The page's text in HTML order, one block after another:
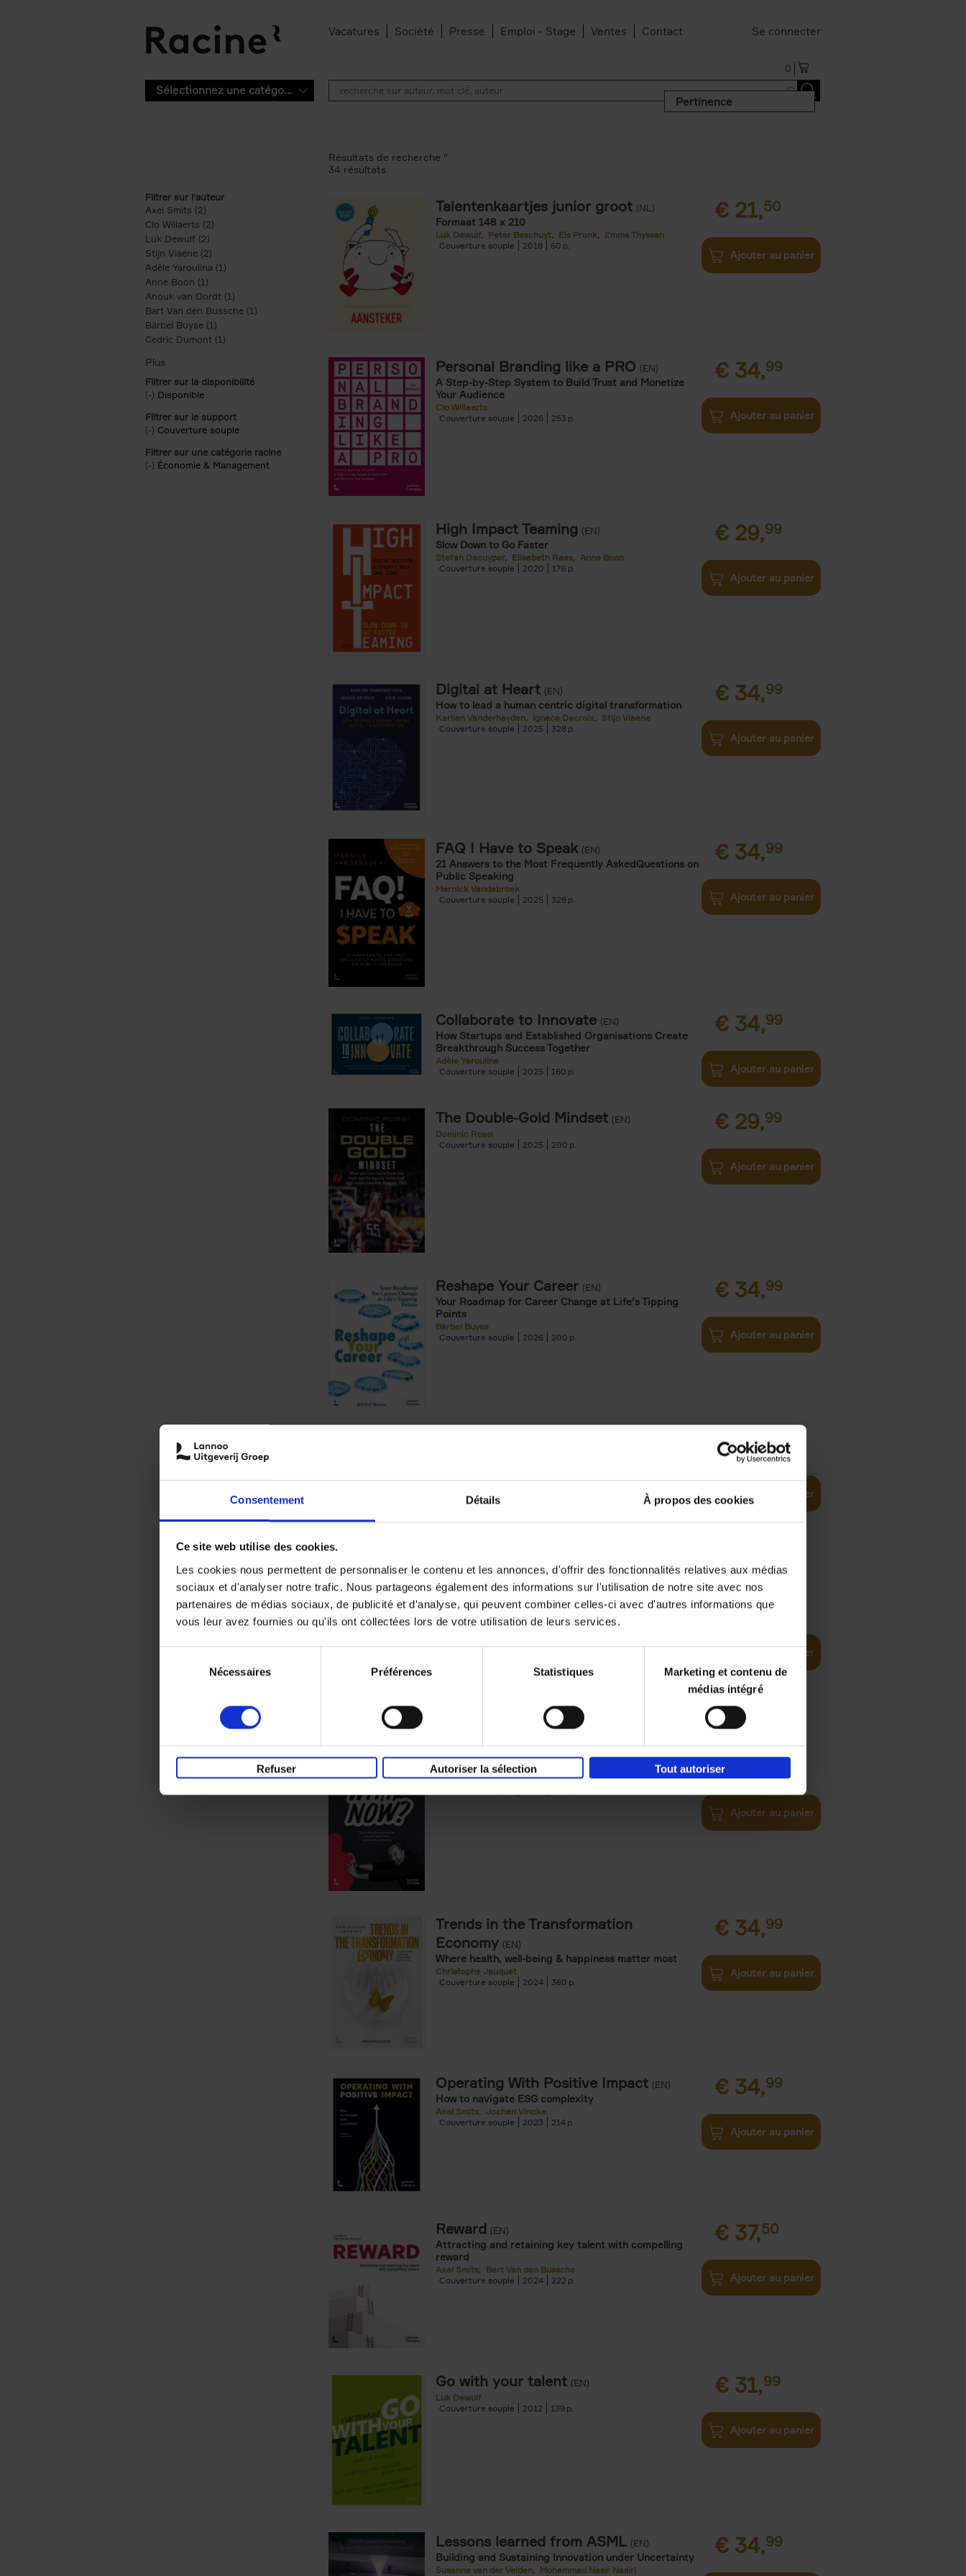
Consentement Détails À propos des cookies
Ce site web utilise des cookies.
Les cookies nous permettent de personnaliser le contenu et les annonces, d'offrir des fonctionnalités relatives aux médias
sociaux et d'analyser notre trafic. Nous partageons également des informations sur l'utilisation de notre site avec nos
partenaires de médias sociaux, de publicité et d'analyse, qui peuvent combiner celles-ci avec d'autres informations que
vous leur avez fournies ou qu'ils ont collectées lors de votre utilisation de leurs services.
Nécessaires Préférences Statistiques
Marketing et contenu de
médias intégré
Refuser Autoriser la sélection Tout autoriser
Vacatures Société Presse Emploi - Stage Ventes Contact Se connecter
0
Sélectionnez une catégorie
Pertinence
Filtrer sur l'auteur
Axel Smits (2)
Clo Willaerts (2)
Luk Dewulf (2)
Stijn Viaene (2)
Adèle Yaroulina (1)
Anne Boon (1)
Anouk van Oordt (1) Apply Anouk van Oordt filter
Bart Van den Bussche (1) Apply Bart Van den Bussche filter
Bärbel Buyse (1)
Cedric Dumont (1)
Filtrer sur la disponibilité
(-) Remove Disponible filter
Disponible
Filtrer sur le support
(-) Remove Couverture souple filter
Couverture souple
Filtrer sur une catégorie racine
(-) Remove Économie & Management filter
Économie & Management
Résultats de recherche ''
34 résultats
Talentenkaartjes junior groot (NL)
Formaat 148 x 210
Luk Dewulf Peter Beschuyt Els Pronk
Emma Thyssen
Couverture souple
2018 60
€ 21,50
Ajouter au panier
Personal Branding like a PRO (EN)
A Step-by-Step System to Build Trust and Monetize
Your Audience
Clo Willaerts
Couverture souple
2026 253
€ 34,99
Ajouter au panier
High Impact Teaming (EN)
Slow Down to Go Faster
Stefan Decuyper Elisabeth Raes
Anne Boon
Couverture souple
2020 176
€ 29,99
Ajouter au panier
Digital at Heart (EN)
How to lead a human centric digital transformation
Karlien Vanderheyden Ignace Decroix
Stijn Viaene
Couverture souple
2025 328
€ 34,99
Ajouter au panier
FAQ I Have to Speak (EN)
21 Answers to the Most Frequently AskedQuestions on
Public Speaking
Marnick Vandebroek
Couverture souple
2025 328
€ 34,99
Ajouter au panier
Collaborate to Innovate (EN)
How Startups and Established Organisations Create
Breakthrough Success Together
Adèle Yaroulina
Couverture souple
2025 160
€ 34,99
Ajouter au panier
The Double-Gold Mindset (EN)
Dominic Rossi
Couverture souple
2025 200
€ 29,99
Ajouter au panier
Reshape Your Career (EN)
Your Roadmap for Career Change at Life’s Tipping
Points
Bärbel Buyse
Couverture souple
2026 200
€ 34,99
Ajouter au panier
Couverture souple
€34,99
Ajouter au panier
The Digital Leadership Practice
Test (EN)
€34,99
Ajouter au panier
Why now? ENG
Michael Humblet
€ 99
Ajouter au panier
Trends in the Transformation
Economy (EN)
Where health, well-being & happiness matter most
Christophe Jauquet
Couverture souple
2024 360
€ 34,99
Ajouter au panier
Operating With Positive Impact (EN)
How to navigate ESG complexity
Axel Smits
Jochen Vincke
Couverture souple
2023 214
€ 34,99
Ajouter au panier
Reward (EN)
Attracting and retaining key talent with compelling
reward
Axel Smits
Bart Van den Bussche
Couverture souple
2024 222
€ 37,50
Ajouter au panier
Go with your talent (EN)
Luk Dewulf
Couverture souple
2012 139
€ 31,99
Ajouter au panier
Lessons learned from ASML (EN)
Building and Sustaining Innovation under Uncertainty
Susanne van der Velden
Mohammad Nasir Nasiri
€ 34,99